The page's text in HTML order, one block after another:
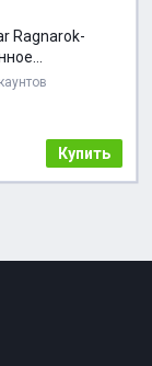
Ragnarok-
RU) Аренда 7
Купить